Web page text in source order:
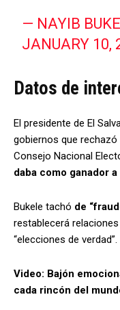
— NAYIB
JANUARY 10,
Datos de
El presidente de El
gobiernos que
Consejo Nacional
daba como ganador
Bukele tachó de
restablecerá
“elecciones de verdad”.
Video: Bajón
cada rincón del